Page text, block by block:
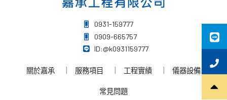
0931-159777
0909-665757
ID:@k0931159777
關於嘉承 服務項目 工程實績 儀器設備
常見問題